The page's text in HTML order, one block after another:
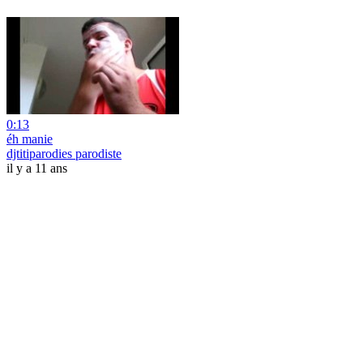
0:13
éh manie
djtitiparodies parodiste
il y a 11 ans